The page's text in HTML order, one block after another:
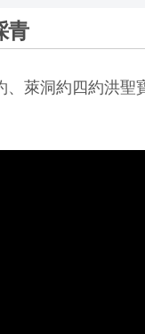
青
、萊洞約四約洪聖